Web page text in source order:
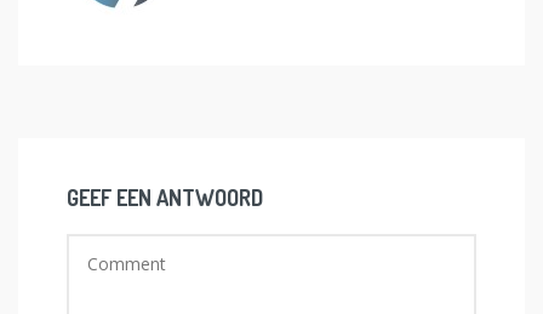
GEEF EEN ANTWOORD